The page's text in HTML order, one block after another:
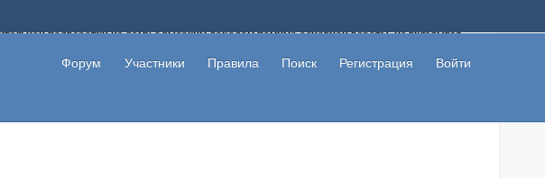
подработки на дому с высоким доходом помимо основной работы, не вкладывая
чтобы другие пользователи не попались на развод. Вы сможете начать зарабатывать
ссылками и первая прибыль не заставит себя долго ждать.
Форум Участники Правила Поиск Регистрация Войти